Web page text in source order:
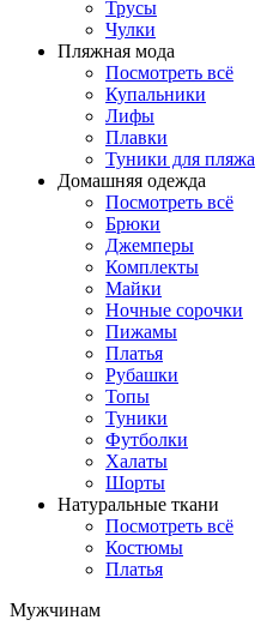
Трусы
Чулки
Пляжная мода
Посмотреть всё
Купальники
Лифы
Плавки
Туники для пляжа
Домашняя одежда
Посмотреть всё
Брюки
Джемперы
Комплекты
Майки
Ночные сорочки
Пижамы
Платья
Рубашки
Топы
Туники
Футболки
Халаты
Шорты
Натуральные ткани
Посмотреть всё
Костюмы
Платья
Мужчинам